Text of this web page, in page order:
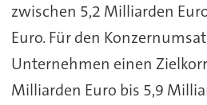
zwischen 5,2 Milliarden
Euro. Für den
Unternehmen einen
Milliarden Euro bis 5,9